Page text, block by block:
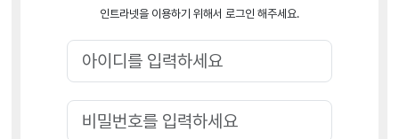
인트라넷을 이용하기 위해서 로그인 해주세요.